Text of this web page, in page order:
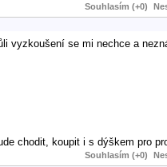
Souhlasím (+0)
vyzkoušení se mi nechce a
chodit, koupit i s dýškem pro
Souhlasím (+0)